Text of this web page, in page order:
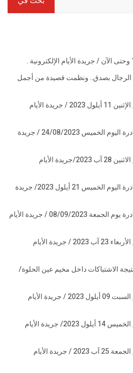
الرجال بصدق.. ونظمت قصيدة من أجمل
أسرار الصحف اللبنانية ليوم الإثنين 11 أيلول 2023 / جريدة الأيام
أسرار الصّحف اللبنانية الصادرة اليوم الخميس 24/08/2023 / جريدة
أسرار الصحف اللبنانية ليوم الاثنين 28 آب 2023/جريدة الأيام
أسرار الصحف اللبنانية الصادرة اليوم الخميس 21 أيلول 2023/ جريدة
أسرار الصحف اللبنانية الصادرة يوم الجمعة 08/09/2023 / جريدة الأيام
أسرار الصحف اللبنانية ليوم الأربعاء 23 آب 2023 / جريدة الأيام
عسكريين نتيجة الاشتباكات داخل مخيم عين الحلوة/
أسرار الصحف اللبنانية ليوم السبت 09 أيلول 2023 / جريدة الأيام
أسرار الصحف اللبنانية ليوم الخميس 14 أيلول 2023/ جريدة الأيام
أسرار الصحف اللبنانية ليوم الجمعة 25 آب 2023 / جريدة الأيام